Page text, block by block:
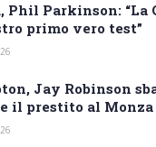
Phil Parkinson: “La
primo vero test”
Jay Robinson
il prestito al Monza